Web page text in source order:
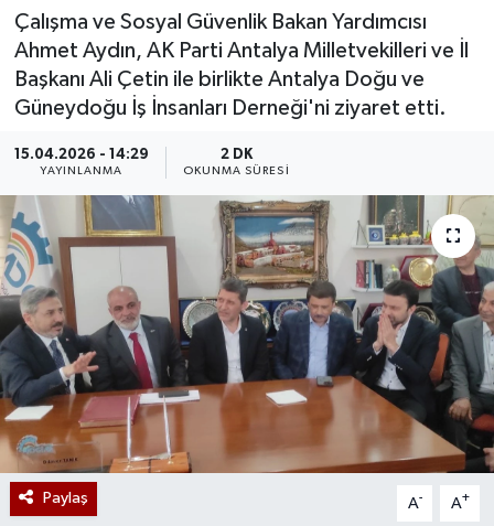
Çalışma ve Sosyal Güvenlik Bakan Yardımcısı
Ahmet Aydın, AK Parti Antalya Milletvekilleri ve İl
Başkanı Ali Çetin ile birlikte Antalya Doğu ve
Güneydoğu İş İnsanları Derneği'ni ziyaret etti.
15.04.2026 - 14:29
YAYINLANMA
2 DK
OKUNMA SÜRESI
Paylaş A- A+